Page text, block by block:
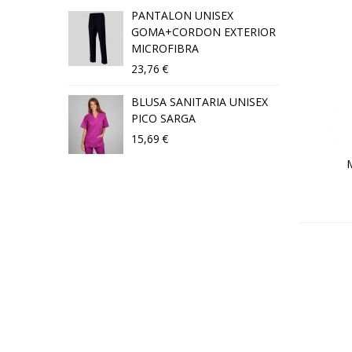
PANTALON UNISEX
GOMA+CORDON EXTERIOR
MICROFIBRA
23,76 €
BLUSA SANITARIA UNISEX
PICO SARGA
15,69 €